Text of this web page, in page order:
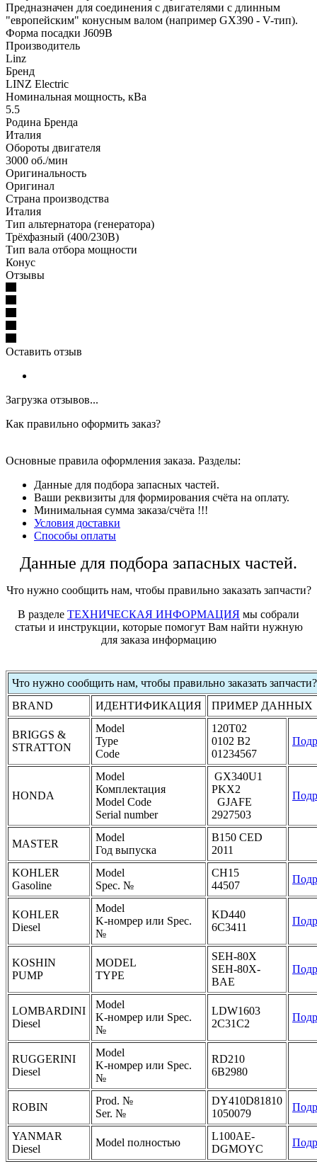
Предназначен для соединения с двигателями с длинным
"европейским" конусным валом (например GX390 - V-тип).
Форма посадки J609B
Производитель
Linz
Бренд
LINZ Electric
Номинальная мощность, кВа
5.5
Родина Бренда
Италия
Обороты двигателя
3000 об./мин
Оригинальность
Оригинал
Страна производства
Италия
Тип альтернатора (генератора)
Трёхфазный (400/230В)
Тип вала отбора мощности
Конус
Отзывы
Оставить отзыв
Загрузка отзывов...
Как правильно оформить заказ?
Основные правила оформления заказа. Разделы:
Данные для подбора запасных частей.
Ваши реквизиты для формирования счёта на оплату.
Минимальная сумма заказа/счёта !!!
Условия доставки
Способы оплаты
Данные для подбора запасных частей.
Что нужно сообщить нам, чтобы правильно заказать запчасти?
В разделе ТЕХНИЧЕСКАЯ ИНФОРМАЦИЯ мы собрали
статьи и инструкции, которые помогут Вам найти нужную
для заказа информацию
Что нужно сообщить нам, чтобы правильно заказать запчасти?
BRAND
ИДЕНТИФИКАЦИЯ ПРИМЕР ДАННЫХ
BRIGGS &
STRATTON
Model
Type
Code
120T02
0102 B2
01234567
HONDA
Model
Комплектация
Model Code
Serial number
GX340U1
PKX2
GJAFE
2927503
MASTER
Model
Год выпуска
B150 CED
2011
KOHLER
Gasoline
Model
Spec. №
CH15
44507
KOHLER
Diesel
Model
K-номрер или Spec.
№
KD440
6C3411
KOSHIN
PUMP
MODEL
TYPE
SEH-80X
SEH-80X-
BAE
LOMBARDINI
Diesel
Model
K-номрер или Spec.
№
LDW1603
2C31C2
RUGGERINI
Diesel
Model
K-номрер или Spec.
№
RD210
6B2980
ROBIN
Prod. №
Ser. №
DY410D81810
1050079
YANMAR
Diesel
Model полностью
L100AE-
DGMOYC